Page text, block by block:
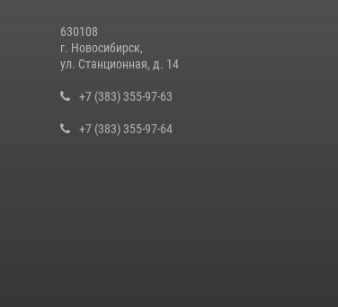
630108
г. Новосибирск,
ул. Станционная, д. 14
+7 (383) 355-97-63
+7 (383) 355-97-64